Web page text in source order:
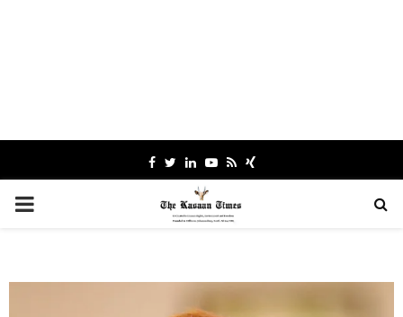
Facebook
TwitterLinkedinYoutube
RssXing
PRIMARY